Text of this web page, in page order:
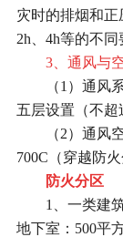
灾时的排烟和正
2h、4h等的不同
3、通风与空
（1）通风系
五层设置（不超
（2）通风空
700C（穿越防
防火分区
1、一类建筑
地下室：500平